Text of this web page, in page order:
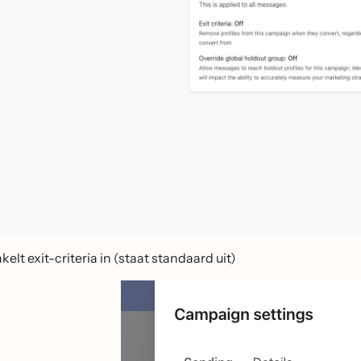
exit-criteria in (staat standaard uit)